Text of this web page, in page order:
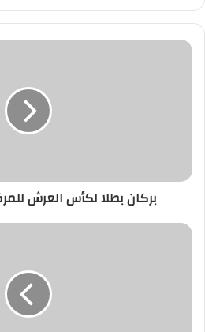
بركان
بركان بطلا لكأس العرش
الأيام